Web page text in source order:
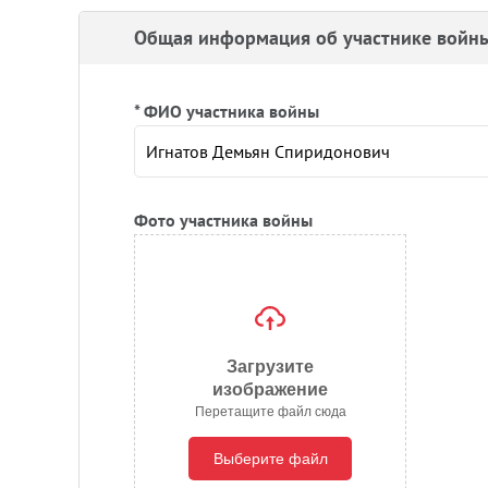
Общая информация об участнике
* ФИО участника войны
Фото участника войны
Загрузите
изображение
Перетащите файл сюда